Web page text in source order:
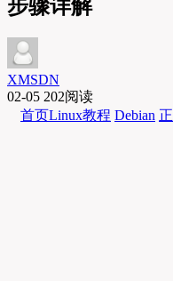
步骤详解
XMSDN
02-05 202阅读
首页Linux教程 Debian